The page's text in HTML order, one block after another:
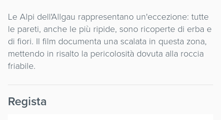
Le Alpi dell'Allgau rappresentano un'eccezione: tutte
le pareti, anche le più ripide, sono ricoperte di erba e
di fiori. Il film documenta una scalata in questa zona,
mettendo in risalto la pericolosità dovuta alla roccia
friabile.
Regista